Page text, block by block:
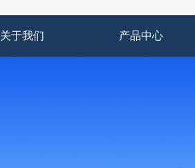
关于我们 产品中心